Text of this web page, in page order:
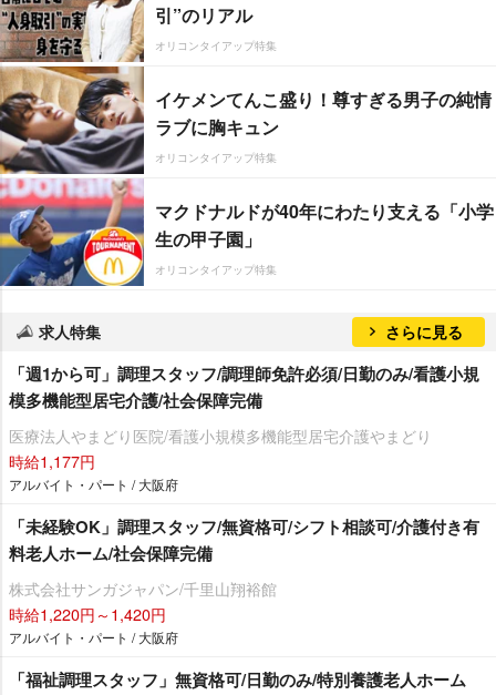
引”のリアル
オリコンタイアップ特集
イケメンてんこ盛り！尊すぎる男子の純情
ラブに胸キュン
オリコンタイアップ特集
マクドナルドが40年にわたり支える「小学
生の甲子園」
オリコンタイアップ特集
求人特集 さらに見る
「週1から可」調理スタッフ/調理師免許必須/日勤のみ/看護小規
模多機能型居宅介護/社会保障完備
医療法人やまどり医院/看護小規模多機能型居宅介護やまどり
時給1,177円
アルバイト・パート / 大阪府
「未経験OK」調理スタッフ/無資格可/シフト相談可/介護付き有
料老人ホーム/社会保障完備
株式会社サンガジャパン/千里山翔裕館
時給1,220円～1,420円
アルバイト・パート / 大阪府
「福祉調理スタッフ」無資格可/日勤のみ/特別養護老人ホーム